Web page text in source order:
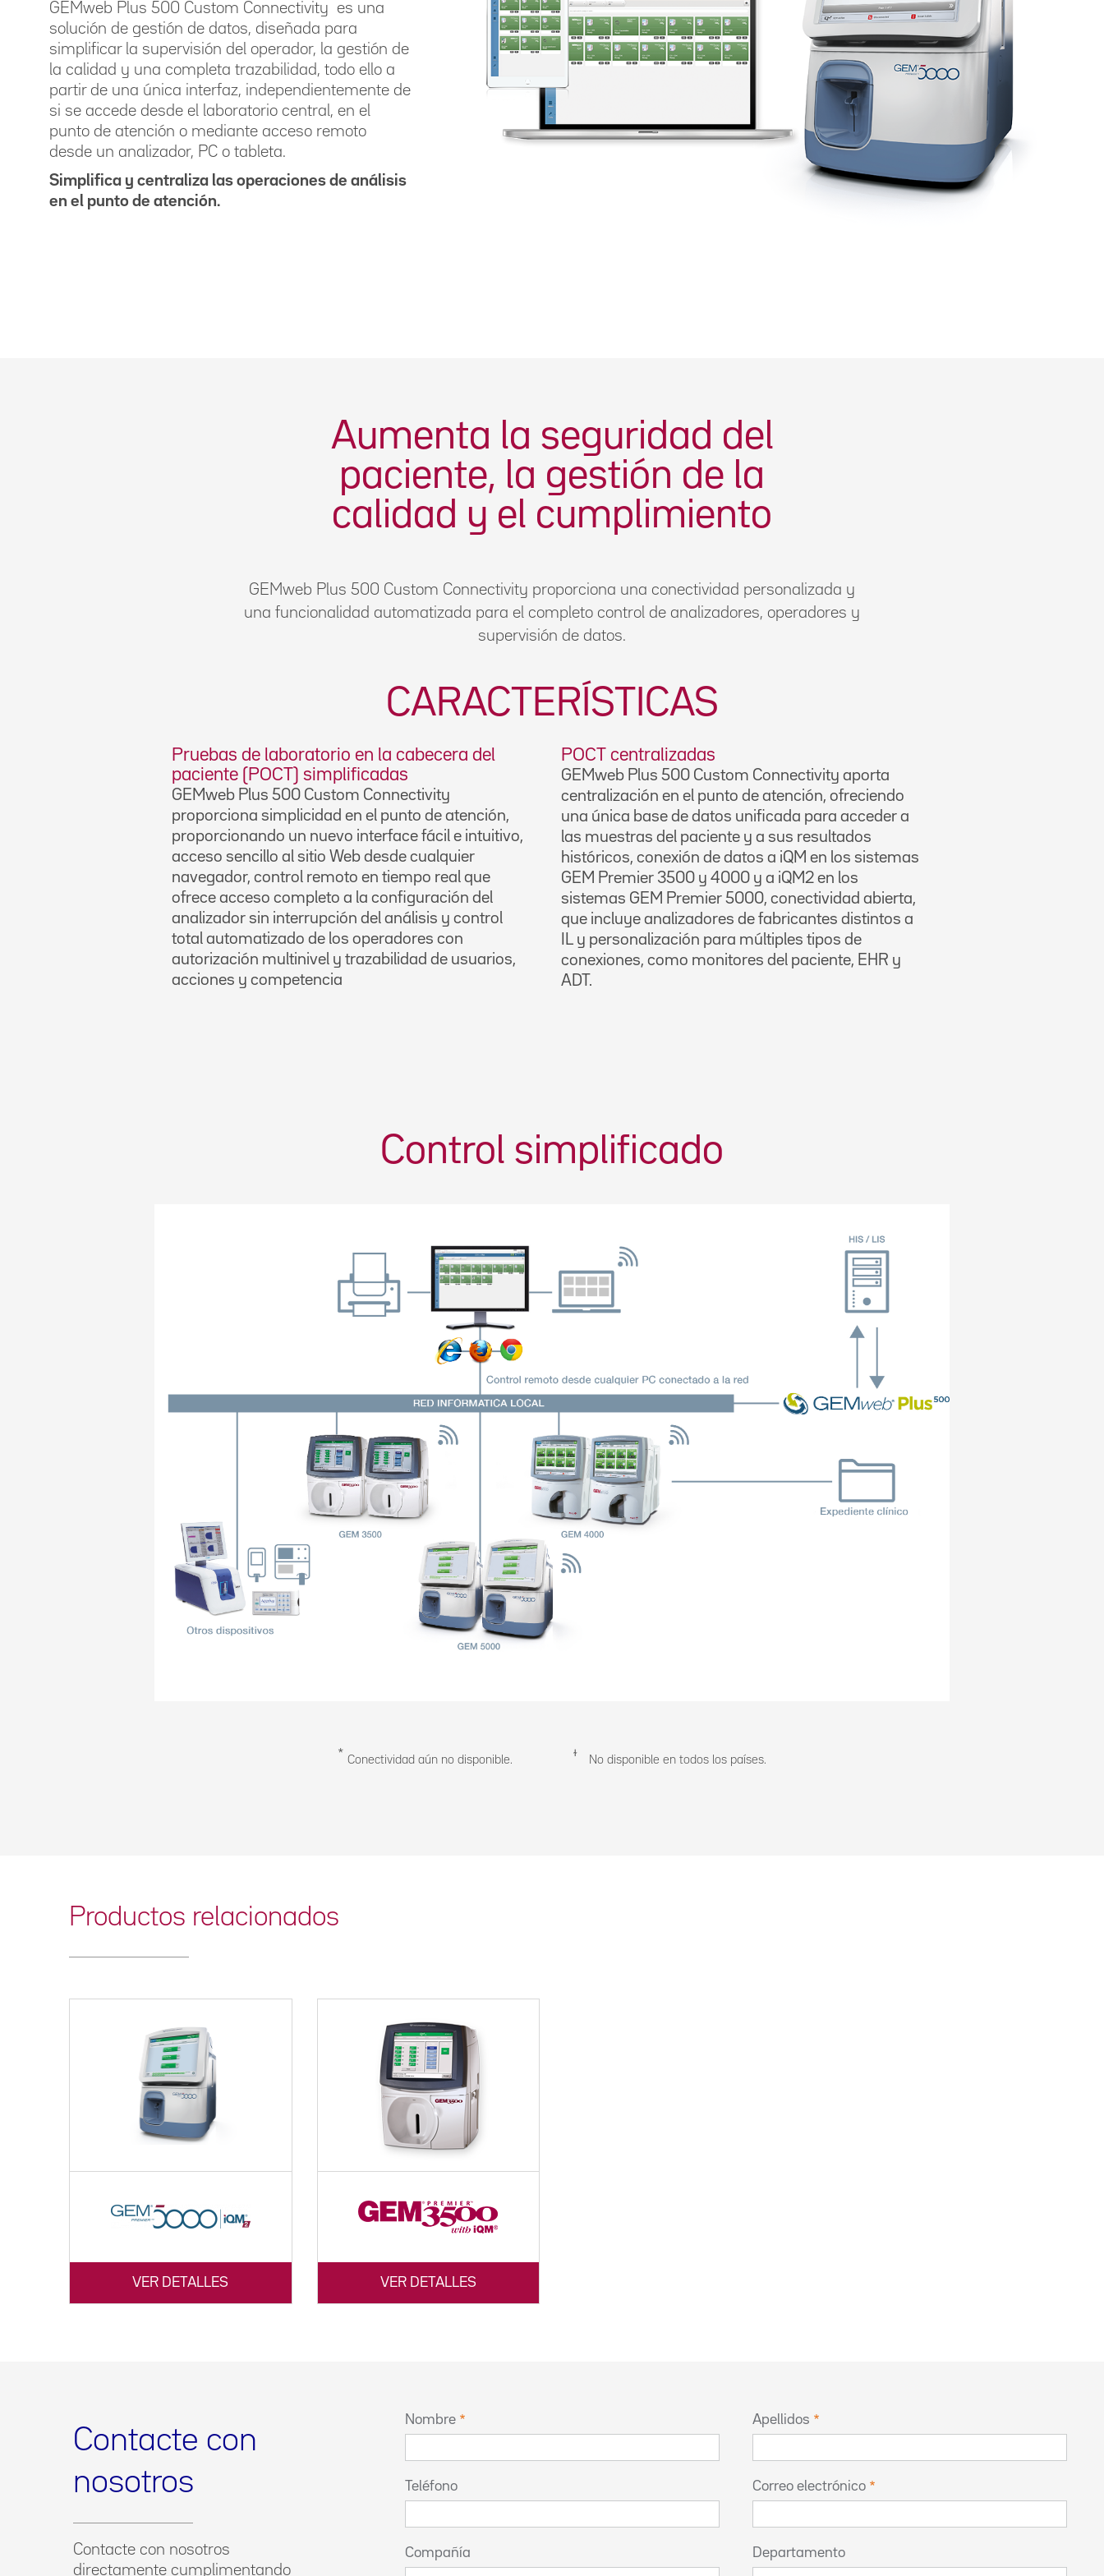
GEMweb Plus 500 Custom Connectivity es una
solución de gestión de datos, diseñada para
simplificar la supervisión del operador, la gestión de
la calidad y una completa trazabilidad, todo ello a
partir de una única interfaz, independientemente de
si se accede desde el laboratorio central, en el
punto de atención o mediante acceso remoto
desde un analizador, PC o tableta.
Simplifica y centraliza las operaciones de análisis
en el punto de atención.
Aumenta la seguridad del
paciente, la gestión de la
calidad y el cumplimiento
GEMweb Plus 500 Custom Connectivity proporciona una conectividad personalizada y
una funcionalidad automatizada para el completo control de analizadores, operadores y
supervisión de datos.
CARACTERÍSTICAS
Pruebas de laboratorio en la cabecera del
paciente (POCT) simplificadas
GEMweb Plus 500 Custom Connectivity
proporciona simplicidad en el punto de atención,
proporcionando un nuevo interface fácil e intuitivo,
acceso sencillo al sitio Web desde cualquier
navegador, control remoto en tiempo real que
ofrece acceso completo a la configuración del
analizador sin interrupción del análisis y control
total automatizado de los operadores con
autorización multinivel y trazabilidad de usuarios,
acciones y competencia
POCT centralizadas
GEMweb Plus 500 Custom Connectivity aporta
centralización en el punto de atención, ofreciendo
una única base de datos unificada para acceder a
las muestras del paciente y a sus resultados
históricos, conexión de datos a iQM en los sistemas
GEM Premier 3500 y 4000 y a iQM2 en los
sistemas GEM Premier 5000, conectividad abierta,
que incluye analizadores de fabricantes distintos a
IL y personalización para múltiples tipos de
conexiones, como monitores del paciente, EHR y
ADT.
Control simplificado
* Conectividad aún no disponible. ꭞ No disponible en todos los países.
Productos relacionados
VER DETALLES VER DETALLES
Contacte con
nosotros
Contacte con nosotros
directamente cumplimentando
Nombre Apellidos
Teléfono Correo electrónico
Compañía Departamento